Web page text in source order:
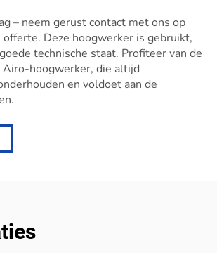
– neem gerust contact met ons op
offerte. Deze hoogwerker is gebruikt,
technische staat. Profiteer van de
hoogwerker, die altijd
en voldoet aan de